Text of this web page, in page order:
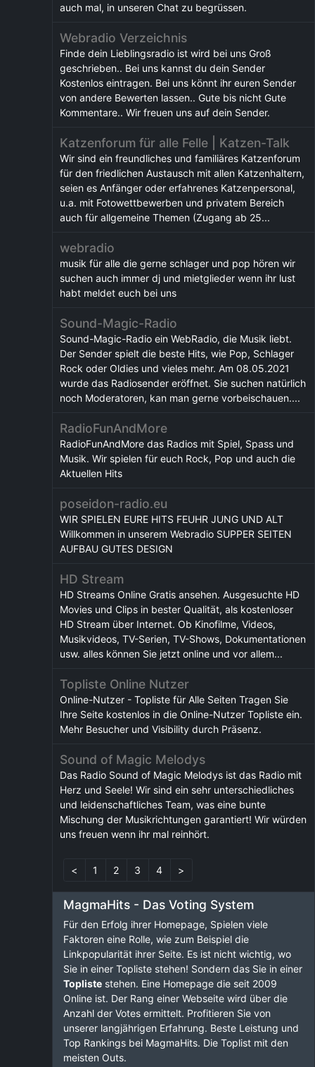
auch mal, in unseren Chat zu begrüssen.
Webradio Verzeichnis
Finde dein Lieblingsradio ist wird bei uns Groß
geschrieben.. Bei uns kannst du dein Sender
Kostenlos eintragen. Bei uns könnt ihr euren Sender
von andere Bewerten lassen.. Gute bis nicht Gute
Kommentare.. Wir freuen uns auf dein Sender.
Katzenforum für alle Felle | Katzen-Talk
Wir sind ein freundliches und familiäres Katzenforum
für den friedlichen Austausch mit allen Katzenhaltern,
seien es Anfänger oder erfahrenes Katzenpersonal,
u.a. mit Fotowettbewerben und privatem Bereich
auch für allgemeine Themen (Zugang ab 25...
webradio
musik für alle die gerne schlager und pop hören wir
suchen auch immer dj und mietglieder wenn ihr lust
habt meldet euch bei uns
Sound-Magic-Radio
Sound-Magic-Radio ein WebRadio, die Musik liebt.
Der Sender spielt die beste Hits, wie Pop, Schlager
Rock oder Oldies und vieles mehr. Am 08.05.2021
wurde das Radiosender eröffnet. Sie suchen natürlich
noch Moderatoren, kan man gerne vorbeischauen....
RadioFunAndMore
RadioFunAndMore das Radios mit Spiel, Spass und
Musik. Wir spielen für euch Rock, Pop und auch die
Aktuellen Hits
poseidon-radio.eu
WIR SPIELEN EURE HITS FEUHR JUNG UND ALT
Willkommen in unserem Webradio SUPPER SEITEN
AUFBAU GUTES DESIGN
HD Stream
HD Streams Online Gratis ansehen. Ausgesuchte HD
Movies und Clips in bester Qualität, als kostenloser
HD Stream über Internet. Ob Kinofilme, Videos,
Musikvideos, TV-Serien, TV-Shows, Dokumentationen
usw. alles können Sie jetzt online und vor allem...
Topliste Online Nutzer
Online-Nutzer - Topliste für Alle Seiten Tragen Sie
Ihre Seite kostenlos in die Online-Nutzer Topliste ein.
Mehr Besucher und Visibility durch Präsenz.
Sound of Magic Melodys
Das Radio Sound of Magic Melodys ist das Radio mit
Herz und Seele! Wir sind ein sehr unterschiedliches
und leidenschaftliches Team, was eine bunte
Mischung der Musikrichtungen garantiert! Wir würden
uns freuen wenn ihr mal reinhört.
< 1 2 3 4 >
MagmaHits - Das Voting System
Für den Erfolg ihrer Homepage, Spielen viele
Faktoren eine Rolle, wie zum Beispiel die
Linkpopularität ihrer Seite. Es ist nicht wichtig, wo
Sie in einer Topliste stehen! Sondern das Sie in einer
Toplistestehen. Eine Homepage die seit 2009
Online ist. Der Rang einer Webseite wird über die
Anzahl der Votes ermittelt. Profitieren Sie von
unserer langjährigen Erfahrung. Beste Leistung und
Top Rankings bei MagmaHits. Die Toplist mit den
meisten Outs.